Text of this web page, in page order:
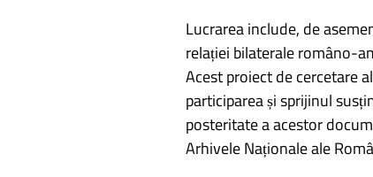
Lucrarea include, de
relației bilaterale româno-
Acest proiect de cercetare
participarea și sprijinul
posteritate a acestor
Arhivele Naționale ale